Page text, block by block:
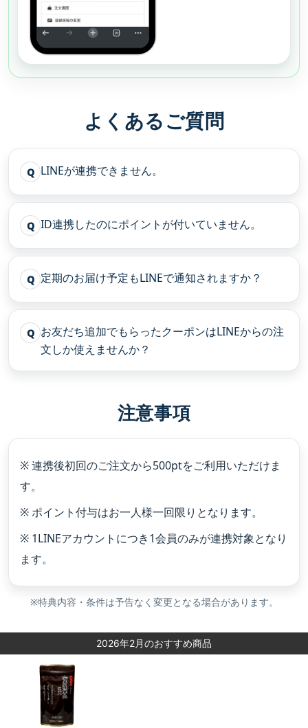
よくあるご質問
Q LINEが連携できません。
Q ID連携したのにポイントが付いていません。
Q 定期のお届け予定もLINEで通知されますか？
Q お友だち追加でもらったクーポンはLINEからの注
文しか使えませんか？
注意事項
※ 連携後初回のご注文から500ptをご利用いただけま
す。
※ ポイント付与はお一人様一回限りとなります。
※ 1LINEアカウントにつき1会員のみが連携対象となり
ます。
※特典内容・条件は予告なく変更となる場合があります。
2026年2月のおすすめ商品